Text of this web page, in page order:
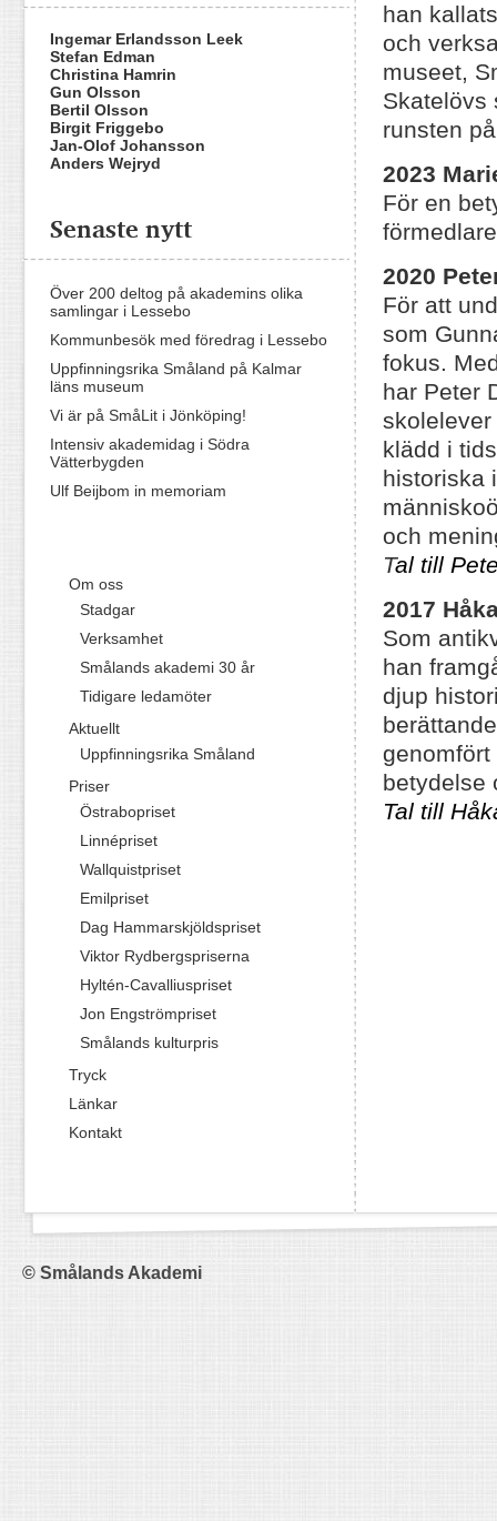
han
och
museet,
Skatelövs
runsten
2023
För en
2020
För att
som
fokus.
har Peter
klädd i
historiska
och
Tal till
2017
Som
han
djup
betydelse
Tal till
Ingemar Erlandsson Leek
Stefan Edman
Christina Hamrin
Gun Olsson
Bertil Olsson
Birgit Friggebo
Jan-Olof Johansson
Anders Wejryd
Senaste nytt
Över 200 deltog på akademins olika
samlingar i Lessebo
Kommunbesök med föredrag i Lessebo
Uppfinningsrika Småland på Kalmar
läns museum
Vi är på SmåLit i Jönköping!
Intensiv akademidag i Södra
Vätterbygden
Ulf Beijbom in memoriam
Om oss
Stadgar
Verksamhet
Smålands akademi 30 år
Tidigare ledamöter
Aktuellt
Uppfinningsrika Småland
Priser
Östrabopriset
Linnépriset
Wallquistpriset
Emilpriset
Dag Hammarskjöldspriset
Viktor Rydbergspriserna
Hyltén-Cavalliuspriset
Jon Engströmpriset
Smålands kulturpris
Tryck
Länkar
Kontakt
© Smålands Akademi